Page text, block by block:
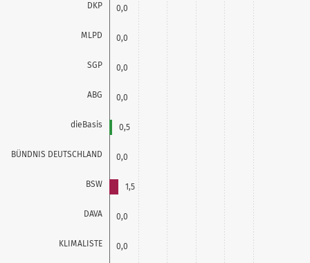
DKP
MLPD
SGP
ABG
dieBasis
BÜNDNIS DEUTSCHLAND
BSW
DAVA
KLIMALISTE
0,0
0,0
0,0
0,0
0,5
0,0
1,5
0,0
0,0